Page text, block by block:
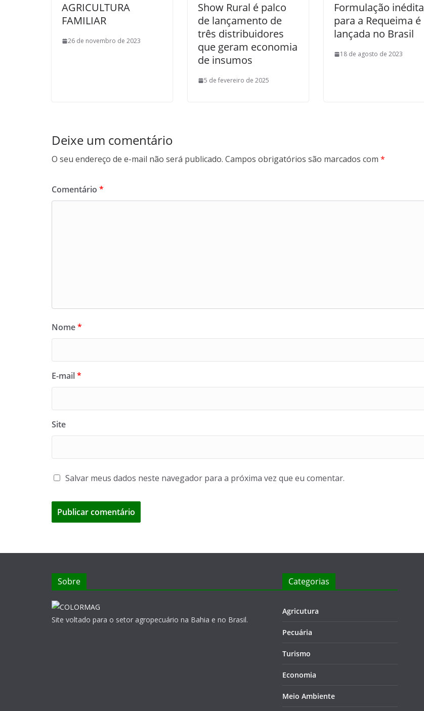
AGRICULTURA
FAMILIAR
26 de novembro de 2023
Show Rural é palco
de lançamento de
três distribuidores
que geram economia
de insumos
5 de fevereiro de 2025
Formulação inédita
para a Requeima é
lançada no Brasil
18 de agosto de 2023
Deixe um comentário
O seu endereço de e-mail não será publicado. Campos obrigatórios são marcados com *
Comentário *
Nome*
E-mail*
Site
Salvar meus dados neste navegador para a próxima vez que eu comentar.
Sobre
Site voltado para o setor agropecuário na Bahia e no Brasil.
Categorias
Agricutura
Pecuária
Turismo
Economia
Meio Ambiente